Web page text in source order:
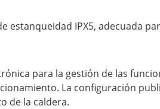
estanqueidad IPX5, adecuada
para la gestión de las
La configuración
de la caldera.